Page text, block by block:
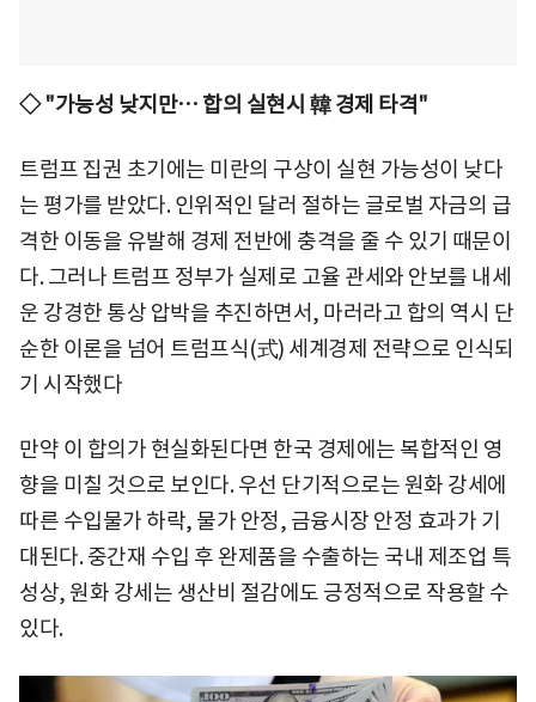
◇ "가능성 낮지만… 합의 실현시 韓 경제 타격"
트럼프 집권 초기에는 미란의 구상이 실현 가능성이 낮다
는 평가를 받았다. 인위적인 달러 절하는 글로벌 자금의 급
격한 이동을 유발해 경제 전반에 충격을 줄 수 있기 때문이
다. 그러나 트럼프 정부가 실제로 고율 관세와 안보를 내세
운 강경한 통상 압박을 추진하면서, 마러라고 합의 역시 단
순한 이론을 넘어 트럼프식(式) 세계경제 전략으로 인식되
기 시작했다
만약 이 합의가 현실화된다면 한국 경제에는 복합적인 영
향을 미칠 것으로 보인다. 우선 단기적으로는 원화 강세에
따른 수입물가 하락, 물가 안정, 금융시장 안정 효과가 기
대된다. 중간재 수입 후 완제품을 수출하는 국내 제조업 특
성상, 원화 강세는 생산비 절감에도 긍정적으로 작용할 수
있다.